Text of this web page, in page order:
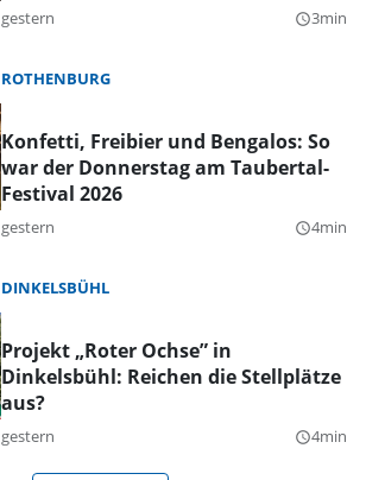
gestern query_builder3min
ROTHENBURG
Konfetti, Freibier und Bengalos: So
war der Donnerstag am Taubertal-
Festival 2026
gestern query_builder4min
DINKELSBÜHL
Projekt „Roter Ochse” in
Dinkelsbühl: Reichen die Stellplätze
aus?
gestern query_builder4min